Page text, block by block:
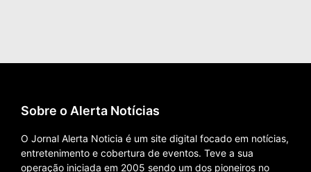
Sobre o Alerta Notícias
O Jornal Alerta Noticia é um site digital focado em notícias,
entretenimento e cobertura de eventos. Teve a sua
operação iniciada em 2005 sendo um dos pioneiros no